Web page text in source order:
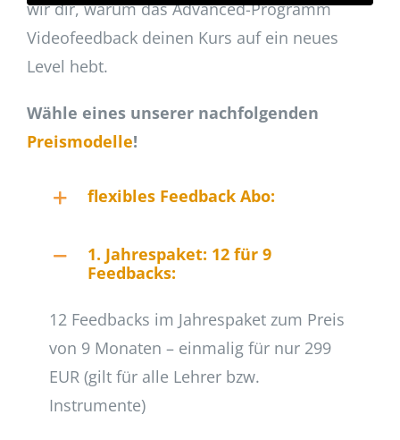
wir dir, warum das Advanced-Programm
Videofeedback deinen Kurs auf ein neues
Level hebt.
Wähle eines unserer nachfolgenden
Preismodelle!
flexibles Feedback Abo:
1. Jahrespaket: 12 für 9
Feedbacks:
12 Feedbacks im Jahrespaket zum Preis
von 9 Monaten – einmalig für nur 299
EUR (gilt für alle Lehrer bzw.
Instrumente)